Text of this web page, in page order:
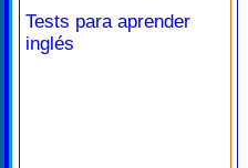
Tests para aprender
inglés